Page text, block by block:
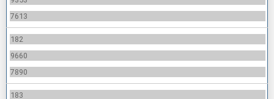
7613
182
9660
7890
183